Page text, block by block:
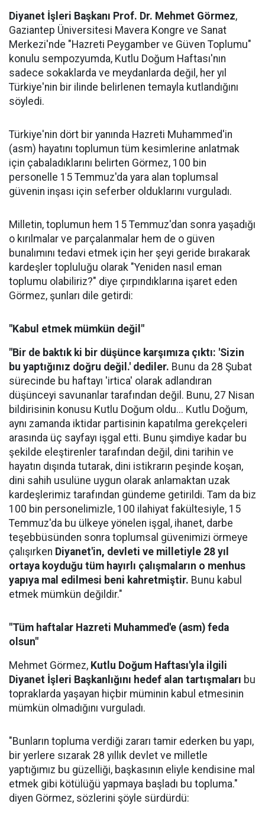
Diyanet İşleri Başkanı Prof. Dr. Mehmet Görmez,
Gaziantep Üniversitesi Mavera Kongre ve Sanat
Merkezi'nde "Hazreti Peygamber ve Güven Toplumu"
konulu sempozyumda, Kutlu Doğum Haftası'nın
sadece sokaklarda ve meydanlarda değil, her yıl
Türkiye'nin bir ilinde belirlenen temayla kutlandığını
söyledi.
Türkiye'nin dört bir yanında Hazreti Muhammed'in
(asm) hayatını toplumun tüm kesimlerine anlatmak
için çabaladıklarını belirten Görmez, 100 bin
personelle 15 Temmuz'da yara alan toplumsal
güvenin inşası için seferber olduklarını vurguladı.
Milletin, toplumun hem 15 Temmuz'dan sonra yaşadığı
o kırılmalar ve parçalanmalar hem de o güven
bunalımını tedavi etmek için her şeyi geride bırakarak
kardeşler topluluğu olarak "Yeniden nasıl eman
toplumu olabiliriz?" diye çırpındıklarına işaret eden
Görmez, şunları dile getirdi:
"Kabul etmek mümkün değil"
"Bir de baktık ki bir düşünce karşımıza çıktı: 'Sizin
bu yaptığınız doğru değil.' dediler. Bunu da 28 Şubat
sürecinde bu haftayı 'irtica' olarak adlandıran
düşünceyi savunanlar tarafından değil. Bunu, 27 Nisan
bildirisinin konusu Kutlu Doğum oldu... Kutlu Doğum,
aynı zamanda iktidar partisinin kapatılma gerekçeleri
arasında üç sayfayı işgal etti. Bunu şimdiye kadar bu
şekilde eleştirenler tarafından değil, dini tarihin ve
hayatın dışında tutarak, dini istikrarın peşinde koşan,
dini sahih usulüne uygun olarak anlamaktan uzak
kardeşlerimiz tarafından gündeme getirildi. Tam da biz
100 bin personelimizle, 100 ilahiyat fakültesiyle, 15
Temmuz'da bu ülkeye yönelen işgal, ihanet, darbe
teşebbüsünden sonra toplumsal güvenimizi örmeye
çalışırken Diyanet'in, devleti ve milletiyle 28 yıl
ortaya koyduğu tüm hayırlı çalışmaların o menhus
yapıya mal edilmesi beni kahretmiştir. Bunu kabul
etmek mümkün değildir."
"Tüm haftalar Hazreti Muhammed'e (asm) feda
olsun"
Mehmet Görmez, Kutlu Doğum Haftası'yla ilgili
Diyanet İşleri Başkanlığını hedef alan tartışmaları bu
topraklarda yaşayan hiçbir müminin kabul etmesinin
mümkün olmadığını vurguladı.
"Bunların topluma verdiği zararı tamir ederken bu yapı,
bir yerlere sızarak 28 yıllık devlet ve milletle
yaptığımız bu güzelliği, başkasının eliyle kendisine mal
etmek gibi kötülüğü yapmaya başladı bu topluma."
diyen Görmez, sözlerini şöyle sürdürdü: